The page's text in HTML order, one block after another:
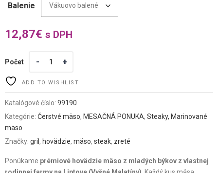
Balenie
12,87€ s DPH
Počet
ADD TO WISHLIST
Katalógové číslo: 99190
Kategórie: Čerstvé mäso, MESAČNÁ PONUKA, Steaky, Marinované
mäso
Značky: gril , hovädzie, mäso, steak, zreté
Ponúkame prémiové hovädzie mäso z mladých býkov z vlastnej